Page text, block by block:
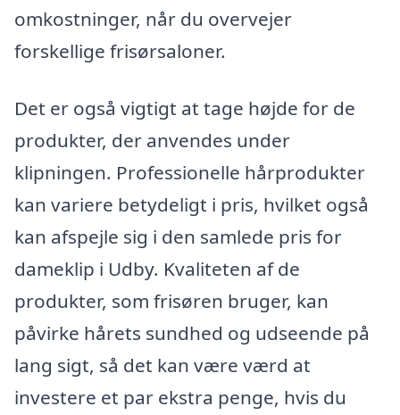
omkostninger, når du overvejer
forskellige frisørsaloner.
Det er også vigtigt at tage højde for de
produkter, der anvendes under
klipningen. Professionelle hårprodukter
kan variere betydeligt i pris, hvilket også
kan afspejle sig i den samlede pris for
dameklip i Udby. Kvaliteten af de
produkter, som frisøren bruger, kan
påvirke hårets sundhed og udseende på
lang sigt, så det kan være værd at
investere et par ekstra penge, hvis du